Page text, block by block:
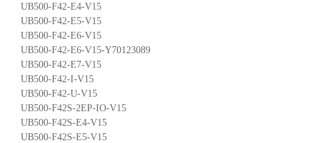
UB500-F42-E4-V15
UB500-F42-E5-V15
UB500-F42-E6-V15
UB500-F42-E6-V15-Y70123089
UB500-F42-E7-V15
UB500-F42-I-V15
UB500-F42-U-V15
UB500-F42S-2EP-IO-V15
UB500-F42S-E4-V15
UB500-F42S-E5-V15